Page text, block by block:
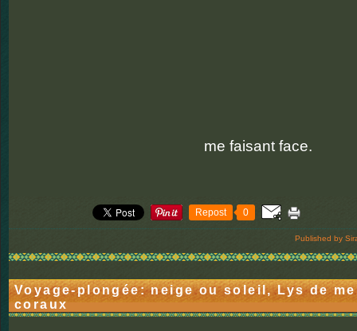
me faisant face.
Repost 0
Published by
Voyage-plongée: neige ou soleil, Lys de
coraux